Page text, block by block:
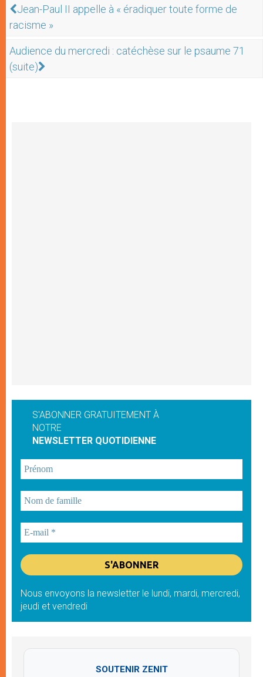
Jean-Paul II appelle à « éradiquer toute forme de
racisme »
Audience du mercredi : catéchèse sur le psaume 71
(suite)
S'ABONNER GRATUITEMENT À
NOTRE
NEWSLETTER QUOTIDIENNE
Nous envoyons la newsletter le lundi, mardi, mercredi,
jeudi et vendredi
SOUTENIR ZENIT